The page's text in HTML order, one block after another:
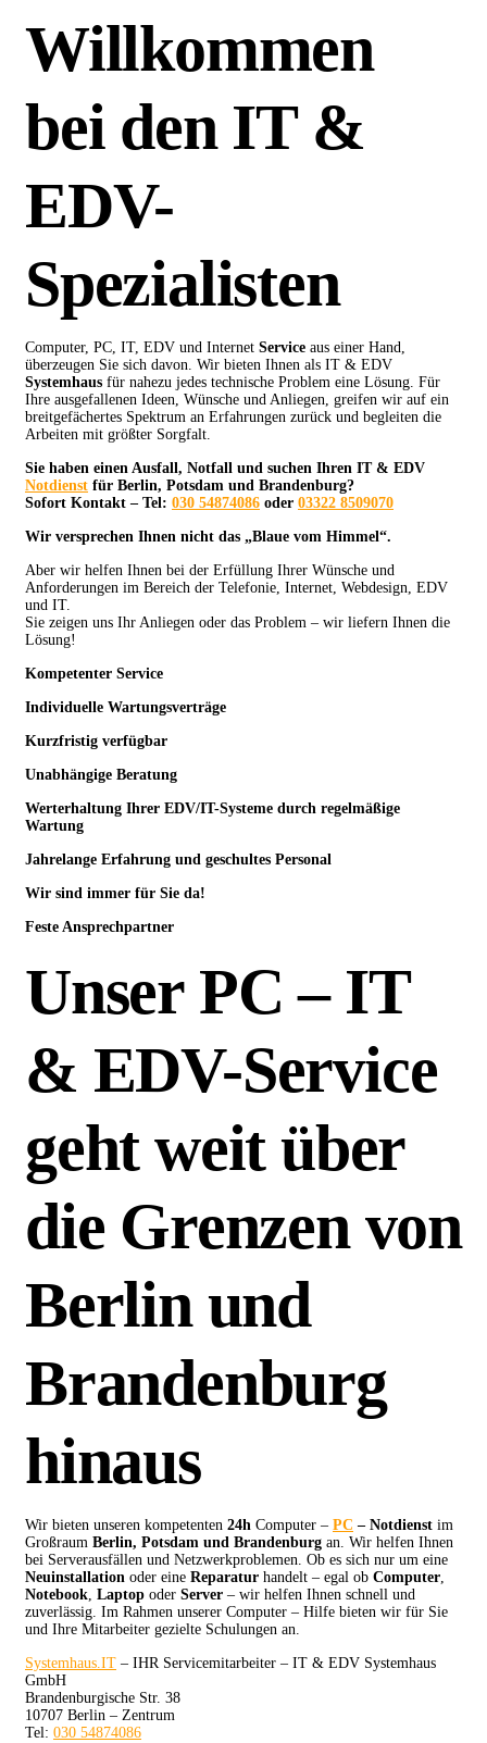
Willkommen
bei den IT &
EDV-
Spezialisten
Computer, PC, IT, EDV und Internet Service aus einer Hand,
überzeugen Sie sich davon. Wir bieten Ihnen als IT & EDV
Systemhaus für nahezu jedes technische Problem eine Lösung. Für
Ihre ausgefallenen Ideen, Wünsche und Anliegen, greifen wir auf ein
breitgefächertes Spektrum an Erfahrungen zurück und begleiten die
Arbeiten mit größter Sorgfalt.
Sie haben einen Ausfall, Notfall und suchen Ihren IT & EDV
Notdienst für Berlin, Potsdam und Brandenburg?
Sofort Kontakt – Tel: 030 54874086 oder 03322 8509070
Wir versprechen Ihnen nicht das „Blaue vom Himmel“.
Aber wir helfen Ihnen bei der Erfüllung Ihrer Wünsche und
Anforderungen im Bereich der Telefonie, Internet, Webdesign, EDV
und IT.
Sie zeigen uns Ihr Anliegen oder das Problem – wir liefern Ihnen die
Lösung!
Kompetenter Service
Individuelle Wartungsverträge
Kurzfristig verfügbar
Unabhängige Beratung
Werterhaltung Ihrer EDV/IT-Systeme durch regelmäßige
Wartung
Jahrelange Erfahrung und geschultes Personal
Wir sind immer für Sie da!
Feste Ansprechpartner
Unser PC – IT
& EDV-Service
geht weit über
die Grenzen von
Berlin und
Brandenburg
hinaus
Wir bieten unseren kompetenten 24h Computer – PC – Notdienst im
Großraum Berlin, Potsdam und Brandenburg an. Wir helfen Ihnen
bei Serverausfällen und Netzwerkproblemen. Ob es sich nur um eine
Neuinstallation oder eine Reparatur handelt – egal ob Computer,
Notebook, Laptop oder Server – wir helfen Ihnen schnell und
zuverlässig. Im Rahmen unserer Computer – Hilfe bieten wir für Sie
und Ihre Mitarbeiter gezielte Schulungen an.
Systemhaus.IT – IHR Servicemitarbeiter – IT & EDV Systemhaus
GmbH
Brandenburgische Str. 38
10707 Berlin – Zentrum
Tel: 030 54874086